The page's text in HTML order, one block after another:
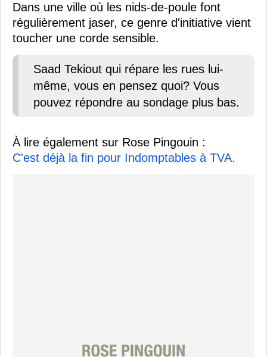
Dans une ville où les nids-de-poule font
régulièrement jaser, ce genre d'initiative vient
toucher une corde sensible.
Saad Tekiout qui répare les rues lui-
même, vous en pensez quoi? Vous
pouvez répondre au sondage plus bas.
À lire également sur Rose Pingouin :
C'est déjà la fin pour Indomptables à TVA.